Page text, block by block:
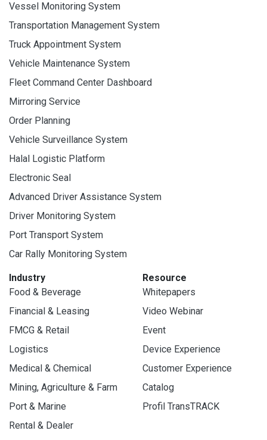
Vessel Monitoring System
Transportation Management System
Truck Appointment System
Vehicle Maintenance System
Fleet Command Center Dashboard
Mirroring Service
Order Planning
Vehicle Surveillance System
Halal Logistic Platform
Electronic Seal
Advanced Driver Assistance System
Driver Monitoring System
Port Transport System
Car Rally Monitoring System
Industry
Food & Beverage
Financial & Leasing
FMCG & Retail
Logistics
Medical & Chemical
Mining, Agriculture & Farm
Port & Marine
Rental & Dealer
Resource
Whitepapers
Video Webinar
Event
Device Experience
Customer Experience
Catalog
Profil TransTRACK